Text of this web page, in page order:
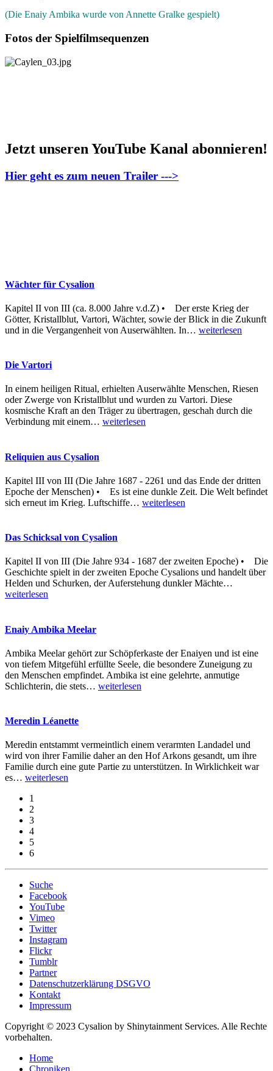
(Die Enaiy Ambika wurde von Annette Gralke gespielt)
Fotos der Spielfilmsequenzen
Jetzt unseren YouTube Kanal abonnieren!
Hier geht es zum neuen Trailer --->
Wächter für Cysalion
Kapitel II von III (ca. 8.000 Jahre v.d.Z) • Der erste Krieg der
Götter, Kristallblut, Vartori, Wächter, sowie der Blick in die Zukunft
und in die Vergangenheit von Auserwählten. In… weiterlesen
Die Vartori
In einem heiligen Ritual, erhielten Auserwählte Menschen, Riesen
oder Zwerge von Kristallblut und wurden zu Vartori. Diese
kosmische Kraft an den Träger zu übertragen, geschah durch die
Verbindung mit einem… weiterlesen
Reliquien aus Cysalion
Kapitel III von III (Die Jahre 1687 - 2261 und das Ende der dritten
Epoche der Menschen) • Es ist eine dunkle Zeit. Die Welt befindet
sich erneut im Krieg. Luftschiffe… weiterlesen
Das Schicksal von Cysalion
Kapitel II von III (Die Jahre 934 - 1687 der zweiten Epoche) • Die
Geschichte spielt in der zweiten Epoche Cysalions und handelt über
Helden und Schurken, der Auferstehung dunkler Mächte…
weiterlesen
Enaiy Ambika Meelar
Ambika Meelar gehört zur Schöpferkaste der Enaiyen und ist eine
von tiefem Mitgefühl erfüllte Seele, die besondere Zuneigung zu
den Menschen empfindet. Ambika ist eine gelehrte, anmutige
Schlichterin, die stets… weiterlesen
Meredin Léanette
Meredin entstammt vermeintlich einem verarmten Landadel und
wird von ihrer Familie daher an den Hof Arkons gesandt, um ihre
Familie durch eine gute Partie zu unterstützen. In Wirklichkeit war
es… weiterlesen
1
2
3
4
5
6
Suche
Facebook
YouTube
Vimeo
Twitter
Instagram
Flickr
Tumblr
Partner
Datenschutzerklärung DSGVO
Kontakt
Impressum
Copyright © 2023 Cysalion by Shinytainment Services. Alle Rechte
vorbehalten.
Home